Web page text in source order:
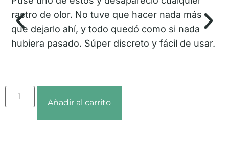
rastro de olor. No tuve que hacer nada más
que dejarlo ahí, y todo quedó como si nada
hubiera pasado. Súper discreto y fácil de usar.
Añadir al carrito